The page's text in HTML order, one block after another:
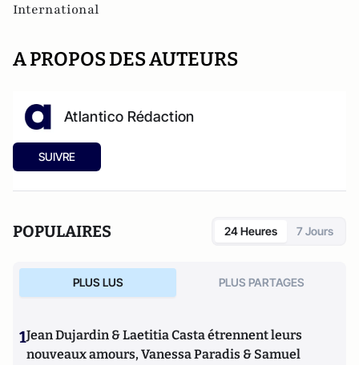
International
A PROPOS DES AUTEURS
Atlantico Rédaction
SUIVRE
POPULAIRES 24 Heures 7 Jours
PLUS LUS PLUS PARTAGES
1Jean Dujardin & Laetitia Casta étrennent leurs
nouveaux amours, Vanessa Paradis & Samuel